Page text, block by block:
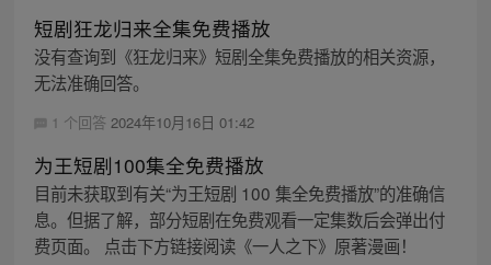
短剧狂龙归来全集免费播放
没有查询到《狂龙归来》短剧全集免费播放的相关资源，
无法准确回答。
1 个回答 2024年10月16日 01:42
为王短剧100集全免费播放
目前未获取到有关“为王短剧 100 集全免费播放”的准确信
息。但据了解，部分短剧在免费观看一定集数后会弹出付
费页面。 点击下方链接阅读《一人之下》原著漫画！